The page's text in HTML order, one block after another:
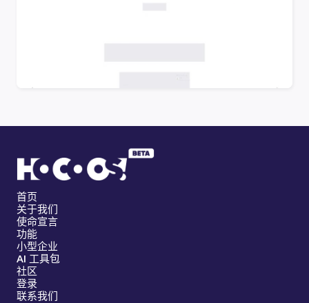
首页
关于我们
使命宣言
功能
小型企业
AI 工具包
社区
登录
联系我们